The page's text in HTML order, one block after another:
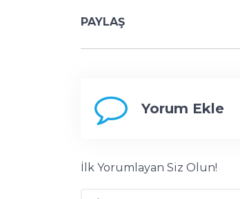
PAYLAŞ
Yorum Ekle
İlk Yorumlayan Siz Olun!